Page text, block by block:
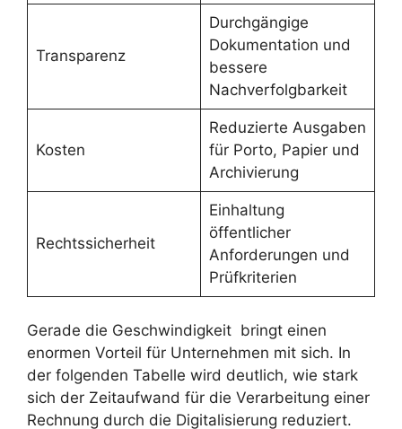
Transparenz
Durchgängige
Dokumentation und
bessere
Nachverfolgbarkeit
Kosten
Reduzierte Ausgaben
für Porto, Papier und
Archivierung
Rechtssicherheit
Einhaltung
öffentlicher
Anforderungen und
Prüfkriterien
Gerade die Geschwindigkeit bringt einen
enormen Vorteil für Unternehmen mit sich. In
der folgenden Tabelle wird deutlich, wie stark
sich der Zeitaufwand für die Verarbeitung einer
Rechnung durch die Digitalisierung reduziert.